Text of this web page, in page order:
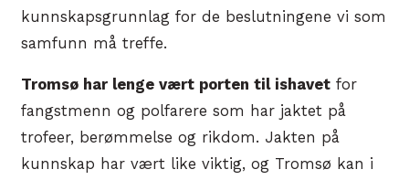
kunnskapsgrunnlag for de beslutningene vi som
samfunn må treffe.
Tromsø har lenge vært porten til ishavet for
fangstmenn og polfarere som har jaktet på
trofeer, berømmelse og rikdom. Jakten på
kunnskap har vært like viktig, og Tromsø kan i